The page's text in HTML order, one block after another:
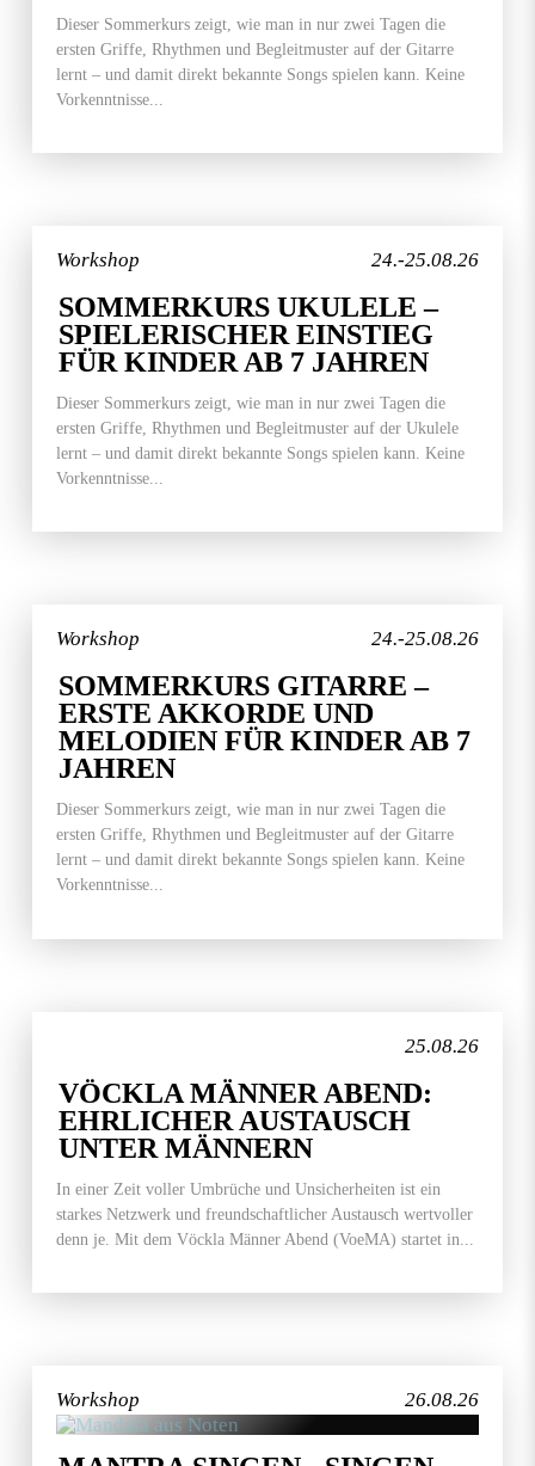
Dieser Sommerkurs zeigt, wie man in nur zwei Tagen die
ersten Griffe, Rhythmen und Begleitmuster auf der Gitarre
lernt – und damit direkt bekannte Songs spielen kann. Keine
Vorkenntnisse...
24.-25.08.26
Workshop
SOMMERKURS UKULELE –
SPIELERISCHER EINSTIEG
FÜR KINDER AB 7 JAHREN
Dieser Sommerkurs zeigt, wie man in nur zwei Tagen die
ersten Griffe, Rhythmen und Begleitmuster auf der Ukulele
lernt – und damit direkt bekannte Songs spielen kann. Keine
Vorkenntnisse...
24.-25.08.26
Workshop
SOMMERKURS GITARRE –
ERSTE AKKORDE UND
MELODIEN FÜR KINDER AB 7
JAHREN
Dieser Sommerkurs zeigt, wie man in nur zwei Tagen die
ersten Griffe, Rhythmen und Begleitmuster auf der Gitarre
lernt – und damit direkt bekannte Songs spielen kann. Keine
Vorkenntnisse...
25.08.26
VÖCKLA MÄNNER ABEND:
EHRLICHER AUSTAUSCH
UNTER MÄNNERN
In einer Zeit voller Umbrüche und Unsicherheiten ist ein
starkes Netzwerk und freundschaftlicher Austausch wertvoller
denn je. Mit dem Vöckla Männer Abend (VoeMA) startet in...
26.08.26
Workshop